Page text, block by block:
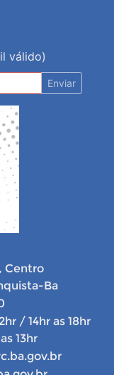
válido)
Enviar
Centro
Ba
/ 14hr as 18hr
13hr